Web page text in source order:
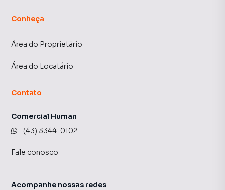
Conheça
Área do Proprietário
Área do Locatário
Contato
Comercial Human
(43) 3344-0102
Fale conosco
Acompanhe nossas redes